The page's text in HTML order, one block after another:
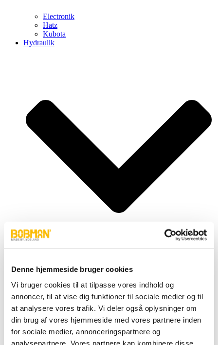
Denne hjemmeside bruger cookies
Vi bruger cookies til at tilpasse vores indhold og
annoncer, til at vise dig funktioner til sociale medier og til
at analysere vores trafik. Vi deler også oplysninger om
din brug af vores hjemmeside med vores partnere inden
for sociale medier, annonceringspartnere og
analysepartnere. Vores partnere kan kombinere disse
Electronik
Hatz
Kubota
Hydraulik
Cylindere
Fittings
Motor
Pumper
Slanger
Ventiler
Hjul & Dæk
Elektronik & Transmission
Karosseri & Beslag mm.